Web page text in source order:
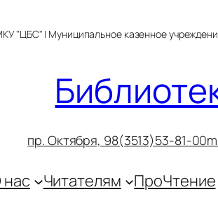
"ЦБС" | Муниципальное казенное
пр. Октября, 98(3513)53-81-00
Читателям ПроЧтение